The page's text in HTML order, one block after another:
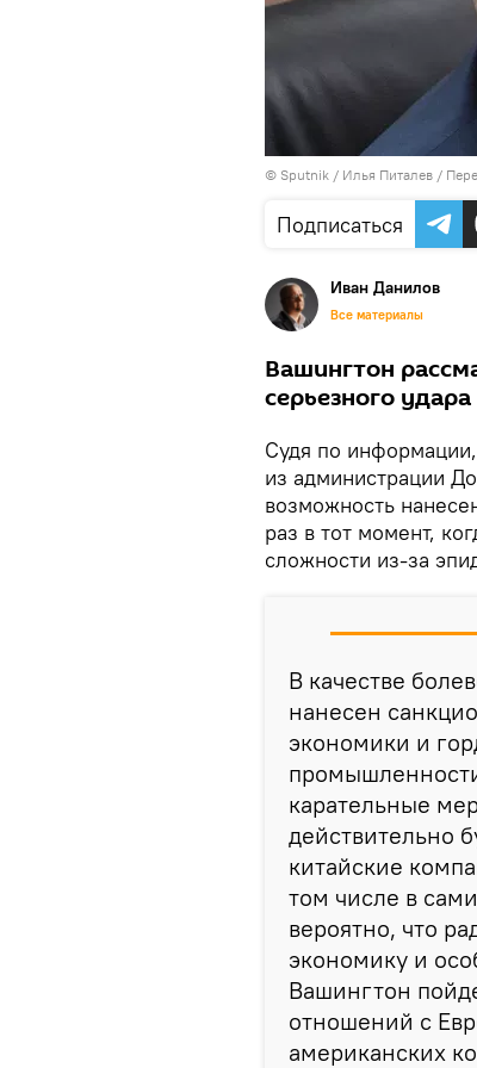
© Sputnik / Илья Питалев /
Подписаться
Иван Данилов
Все материалы
Вашингтон
серьезного
Судя по
из администрации
возможность
раз в тот момент,
сложности из-за
В качестве
нанесен
экономики и
карательные
действительно
китайские
том числе в
вероятно, что
экономику и
Вашингтон
отношений с
американских